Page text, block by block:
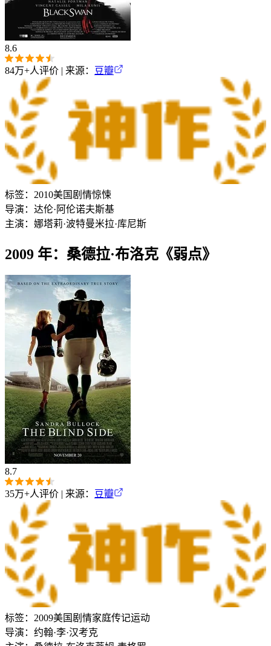
8.6
84万+人评价 | 来源： 豆瓣
标签： 2010美国 剧情惊悚
导演： 达伦·阿伦诺夫斯基
主演： 娜塔莉·波特曼米拉·库尼斯
2009 年：桑德拉·布洛克《弱点》
8.7
35万+人评价 | 来源： 豆瓣
标签： 2009美国 剧情家庭传记运动
导演： 约翰·李·汉考克